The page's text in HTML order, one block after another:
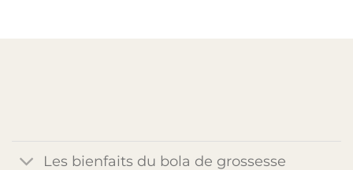
Les bienfaits du bola de grossesse